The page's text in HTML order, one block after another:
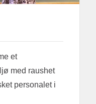
et
med raushet
personalet i